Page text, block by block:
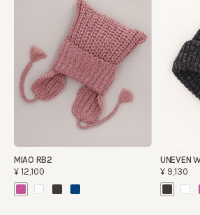
MIAO RB2
¥12,100
UNEVEN
¥9,130